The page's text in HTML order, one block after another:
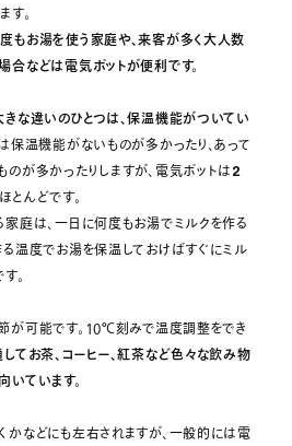
す。
もお湯を使う家庭や、来客が多く大人数
などは電気ポットが便利です。
な違いのひとつは、保温機能がついてい
保温機能がないものが多かったり、あって
が多かったりしますが、電気ポットは2
とんどです。
庭は、一日に何度もお湯でミルクを作る
温度でお湯を保温しておけばすぐにミル
。
が可能です。10℃刻みで温度調整をでき
てお茶、コーヒー、紅茶など色々な飲み物
ています。
かなどにも左右されますが、一般的には電